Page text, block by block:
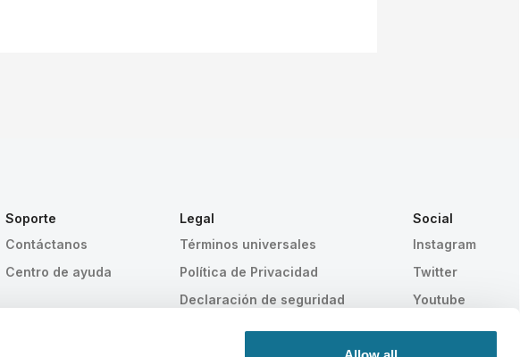
Soporte
Contáctanos
Centro de ayuda
Legal
Términos universales
Política de Privacidad
Declaración de seguridad
Social
Instagram
Twitter
Youtube